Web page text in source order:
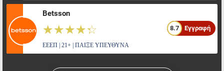
Betsson
☆☆☆☆☆
★★★★★ 8.7 Εγγραφή
ΕΕΕΠ | 21+ | ΠΑΙΞΕ ΥΠΕΥΘΥΝΑ